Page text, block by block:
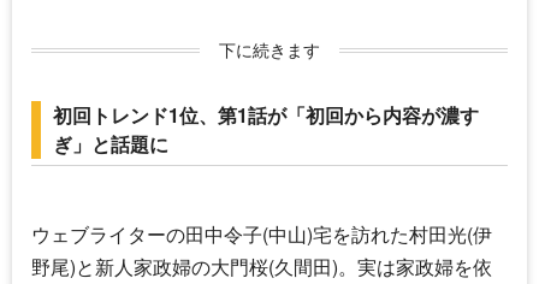
下に続きます
初回トレンド1位、第1話が「初回から内容が濃す
ぎ」と話題に
ウェブライターの田中令子(中山)宅を訪れた村田光(伊
野尾)と新人家政婦の大門桜(久間田)。実は家政婦を依